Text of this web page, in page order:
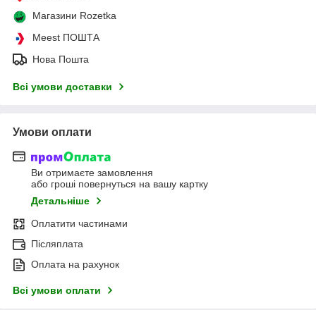
Магазини Rozetka
Meest ПОШТА
Нова Пошта
Всі умови доставки
Умови оплати
Ви отримаєте замовлення
або гроші повернуться на вашу картку
Детальніше
Оплатити частинами
Післяплата
Оплата на рахунок
Всі умови оплати